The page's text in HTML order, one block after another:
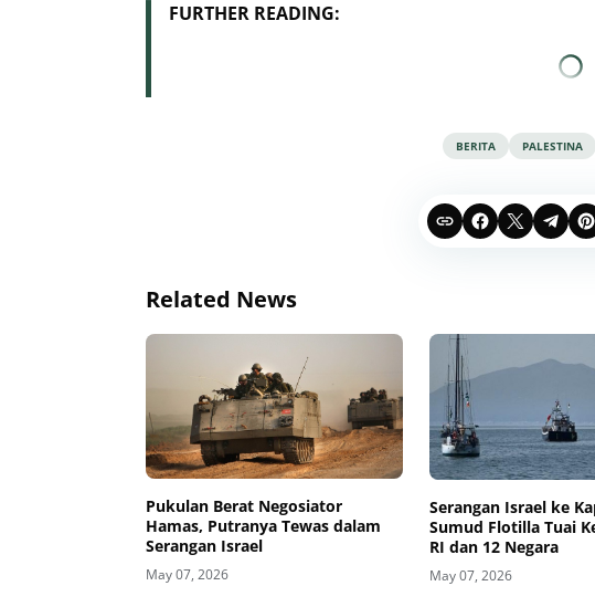
FURTHER READING:
BERITA PALESTINA
Related News
Pukulan Berat Negosiator
Hamas, Putranya Tewas dalam
Serangan Israel
May 07, 2026
Serangan Israel ke
Sumud Flotilla Tuai
RI dan 12 Negara
May 07, 2026